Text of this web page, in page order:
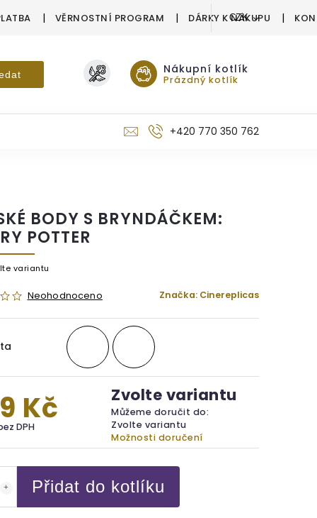
VĚRNOSTNÍ PROGRAM DÁRKY K NÁKUPU
CZK
Nákupní kotlík
Prázdný kotlík
+420 770 350 762
BODY S BRYNDÁČKEM:
POTTER
variantu
Neohodnoceno Značka: Cinereplicas
Kč
DPH
Zvolte variantu
Můžeme doručit do:
Zvolte variantu
Možnosti doručení
Přidat do kotlíku